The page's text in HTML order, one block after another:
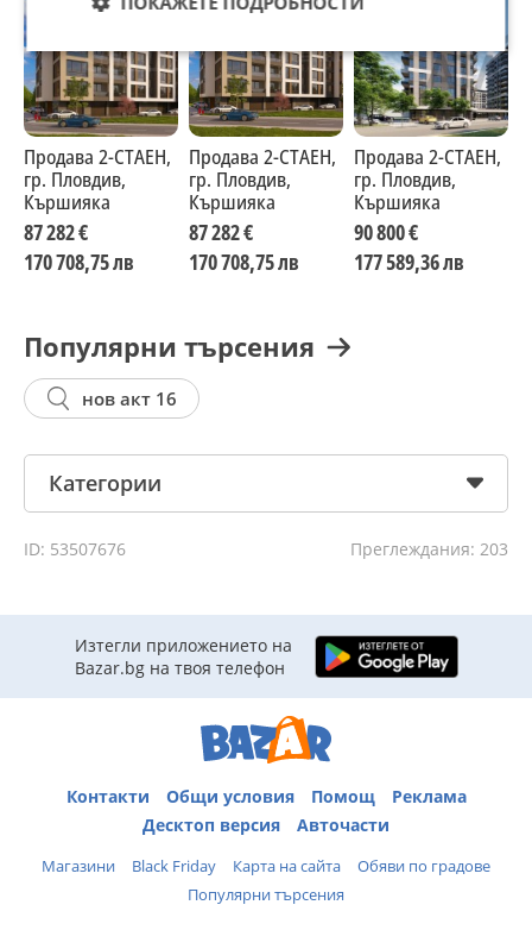
Продава 2-СТАЕН,
гр. Пловдив,
Кършияка
87 282 €
170 708,75 лв
Продава 2-СТАЕН,
гр. Пловдив,
Кършияка
87 282 €
170 708,75 лв
Продава 2-СТАЕН,
гр. Пловдив,
Кършияка
90 800 €
177 589,36 лв
Популярни търсения
нов акт 16
Категории
ID: 53507676 Преглеждания: 203
Изтегли приложението на
Bazar.bg на твоя телефон
Контакти Общи условия Помощ
Реклама
Десктоп версия
Авточасти
Магазини Black Friday Карта на сайта
Обяви по градове
Популярни търсения